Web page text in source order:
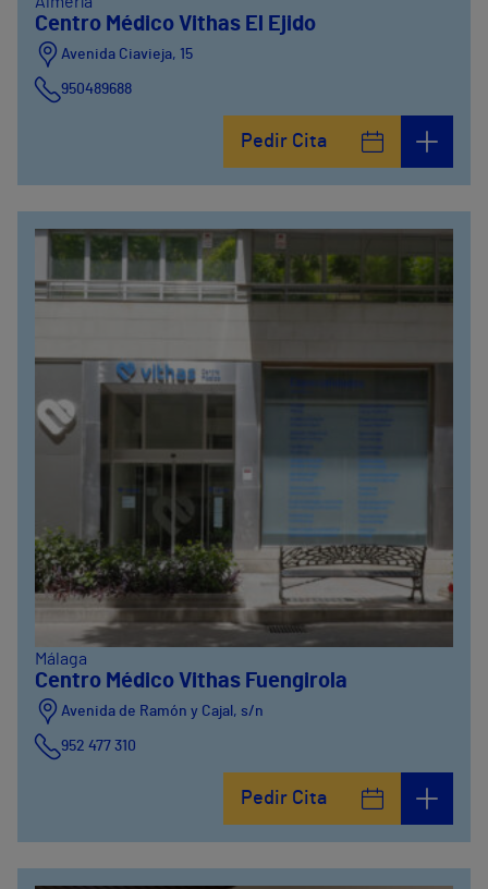
Centro Médico Vithas El Ejido
Avenida Ciavieja, 15
950489688
Pedir Cita
Málaga
Centro Médico Vithas Fuengirola
Avenida de Ramón y Cajal, s/n
952 477 310
Pedir Cita